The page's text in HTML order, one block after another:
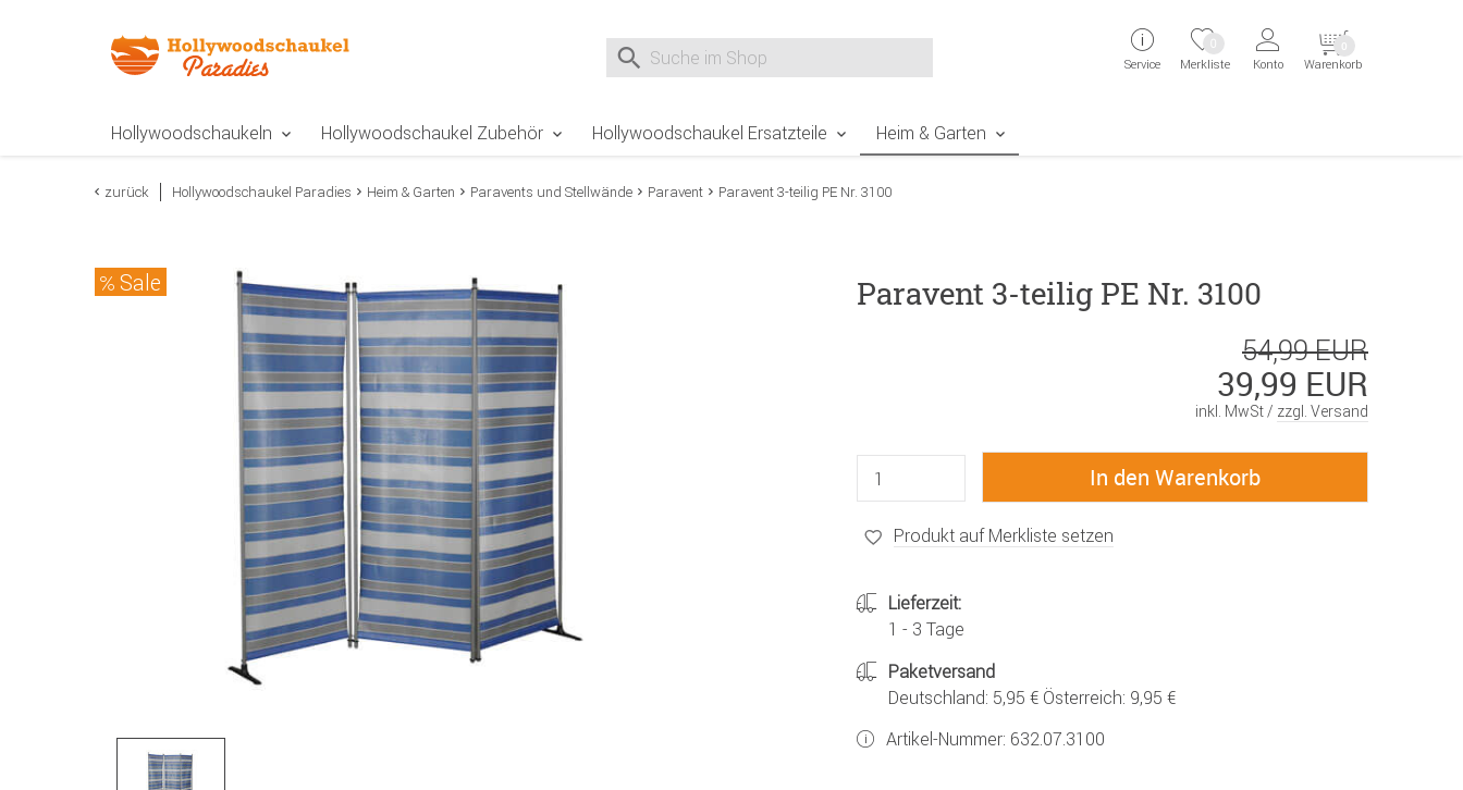
Suche nach
Service Merkliste
0
Konto Warenkorb
0
Hollywoodschaukeln Hollywoodschaukel Zubehör Hollywoodschaukel Ersatzteile Heim & Garten
zurück Hollywoodschaukel Paradies Heim & Garten Paravents und Stellwände Paravent Paravent 3-teilig PE Nr. 3100
Sale Paravent 3-teilig PE Nr. 3100
54,99 EUR
39,99 EUR
inkl. MwSt / zzgl. Versand
Produkt auf Merkliste setzen
Lieferzeit:
1 - 3 Tage
Paketversand
Deutschland: 5,95 € Österreich: 9,95 €
Artikel-Nummer: 632.07.3100